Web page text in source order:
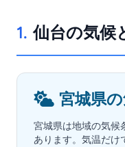
1. 仙台の気候
宮城県
宮城県は地域の気候
あります。気温だけ